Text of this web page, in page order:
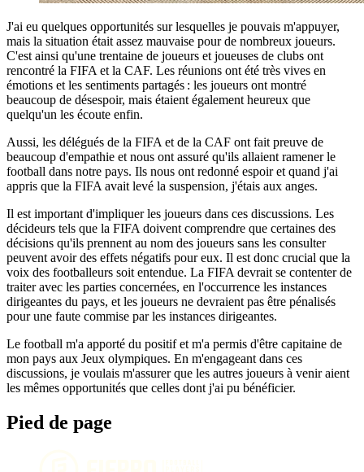
J'ai eu quelques opportunités sur lesquelles je pouvais m'appuyer,
mais la situation était assez mauvaise pour de nombreux joueurs.
C'est ainsi qu'une trentaine de joueurs et joueuses de clubs ont
rencontré la FIFA et la CAF. Les réunions ont été très vives en
émotions et les sentiments partagés : les joueurs ont montré
beaucoup de désespoir, mais étaient également heureux que
quelqu'un les écoute enfin.
Aussi, les délégués de la FIFA et de la CAF ont fait preuve de
beaucoup d'empathie et nous ont assuré qu'ils allaient ramener le
football dans notre pays. Ils nous ont redonné espoir et quand j'ai
appris que la FIFA avait levé la suspension, j'étais aux anges.
Il est important d'impliquer les joueurs dans ces discussions. Les
décideurs tels que la FIFA doivent comprendre que certaines des
décisions qu'ils prennent au nom des joueurs sans les consulter
peuvent avoir des effets négatifs pour eux. Il est donc crucial que la
voix des footballeurs soit entendue. La FIFA devrait se contenter de
traiter avec les parties concernées, en l'occurrence les instances
dirigeantes du pays, et les joueurs ne devraient pas être pénalisés
pour une faute commise par les instances dirigeantes.
Le football m'a apporté du positif et m'a permis d'être capitaine de
mon pays aux Jeux olympiques. En m'engageant dans ces
discussions, je voulais m'assurer que les autres joueurs à venir aient
les mêmes opportunités que celles dont j'ai pu bénéficier.
Pied de page